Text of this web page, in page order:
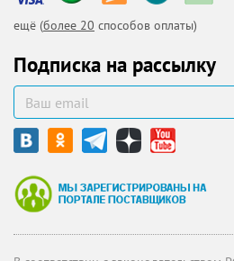
ещё (более 20 способов оплаты)
Подписка на рассылку